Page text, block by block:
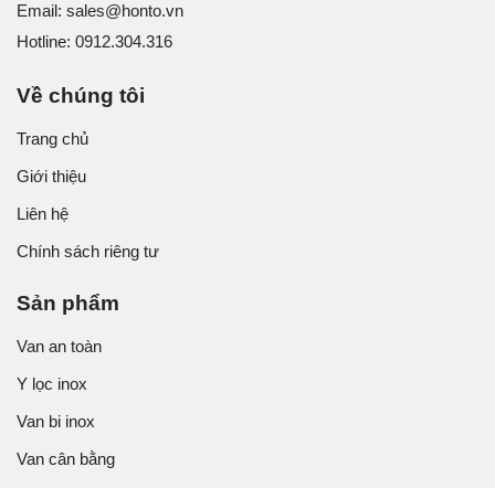
Email: sales@honto.vn
Hotline: 0912.304.316
Về chúng tôi
Trang chủ
Giới thiệu
Liên hệ
Chính sách riêng tư
Sản phẩm
Van an toàn
Y lọc inox
Van bi inox
Van cân bằng